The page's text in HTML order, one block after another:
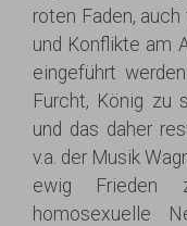
roten Faden, auch
und Konflikte am
eingeführt
Furcht, König zu
und das daher
v.a. der Musik
ewig Frieden
homosexuelle